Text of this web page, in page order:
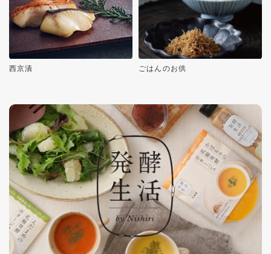
西京漬 ごはんのお供